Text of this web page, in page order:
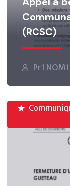
(RCSC)
Pr1 NOM1